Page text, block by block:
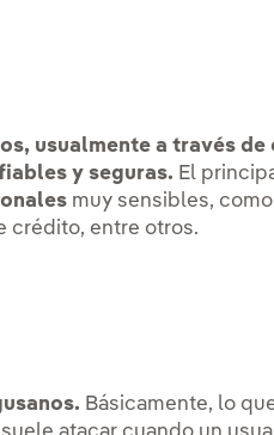
usualmente a través de
y seguras. El
muy sensibles, como
crédito, entre otros.
Básicamente, lo